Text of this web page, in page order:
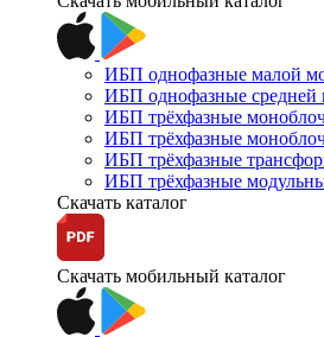
ИБП однофазные малой
ИБП однофазные
ИБП трёхфазные
ИБП трёхфазные
ИБП трёхфазные
ИБП трёхфазные
Скачать каталог
Скачать мобильный каталог